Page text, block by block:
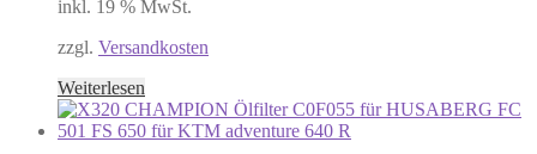
inkl. 19 % MwSt.
zzgl. Versandkosten
Weiterlesen